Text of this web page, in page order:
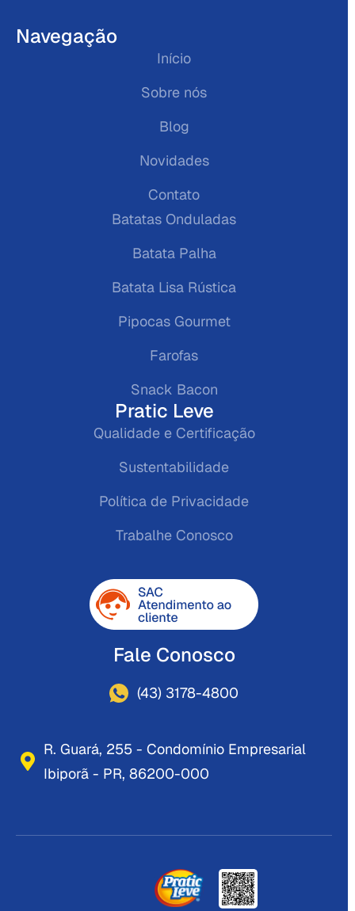
Navegação
Início
Sobre nós
Blog
Novidades
Contato
Batatas Onduladas
Batata Palha
Batata Lisa Rústica
Pipocas Gourmet
Farofas
Snack Bacon
Pratic Leve
Qualidade e Certificação
Sustentabilidade
Política de Privacidade
Trabalhe Conosco
Fale Conosco
(43) 3178-4800
R. Guará, 255 - Condomínio Empresarial
Ibiporã - PR, 86200-000